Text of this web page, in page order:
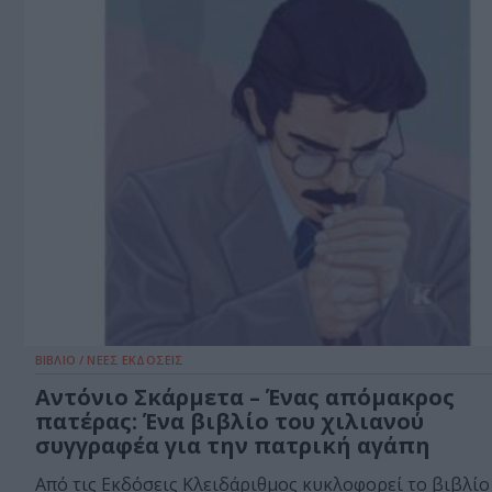
ΒΙΒΛΙΟ / ΝΕΕΣ ΕΚΔΟΣΕΙΣ
Αντόνιο Σκάρμετα – Ένας απόμακρος
πατέρας: Ένα βιβλίο του χιλιανού
συγγραφέα για την πατρική αγάπη
Από τις Εκδόσεις Κλειδάριθμος κυκλοφορεί το